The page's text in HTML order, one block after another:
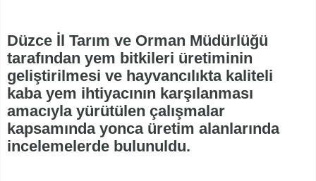
Düzce İl Tarım ve Orman Müdürlüğü
tarafından yem bitkileri üretiminin
geliştirilmesi ve hayvancılıkta kaliteli
kaba yem ihtiyacının karşılanması
amacıyla yürütülen çalışmalar
kapsamında yonca üretim alanlarında
incelemelerde bulunuldu.